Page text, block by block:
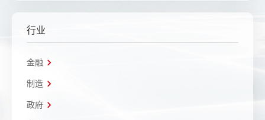
行业
金融
制造
政府